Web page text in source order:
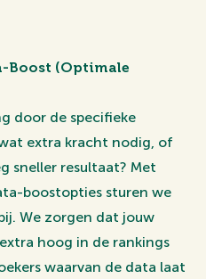
Boost (Optimale
door de specifieke
extra kracht nodig, of
sneller resultaat? Met
boostopties sturen we
We zorgen dat jouw
hoog in de rankings
waarvan de data laat